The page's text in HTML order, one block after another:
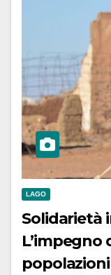
LAGO
Solidarietà